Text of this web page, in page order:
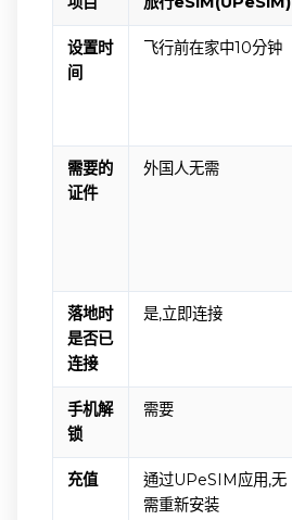
设置时
间
飞行前在家中10分钟
需要的
证件
外国人无需
落地时
是否已
连接
是,立即连接
手机解
锁
需要
充值
通过UPeSIM应用,无
需重新安装